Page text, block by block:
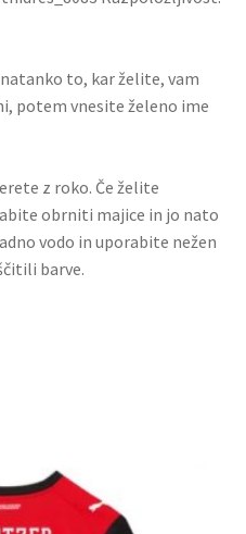
to, kar želite, vam
potem vnesite želeno ime
z roko. Če želite
obrniti majice in jo nato
vodo in uporabite nežen
barve.